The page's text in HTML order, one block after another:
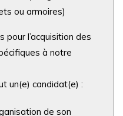
ou armoires)
pour l’acquisition des
à notre
un(e) candidat(e) :
de son